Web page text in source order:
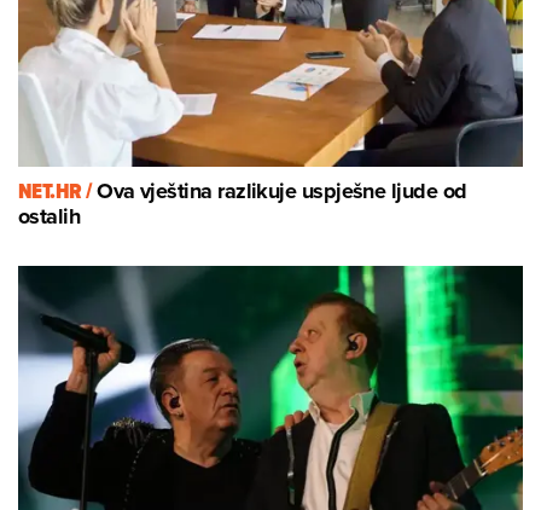
NET.HR /Ova vještina razlikuje uspješne ljude od
ostalih